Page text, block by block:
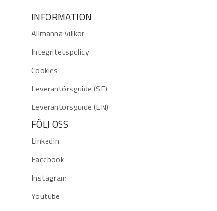
INFORMATION
Allmänna villkor
Integritetspolicy
Cookies
Leverantörsguide (SE)
Leverantörsguide (EN)
FÖLJ OSS
LinkedIn
Facebook
Instagram
Youtube